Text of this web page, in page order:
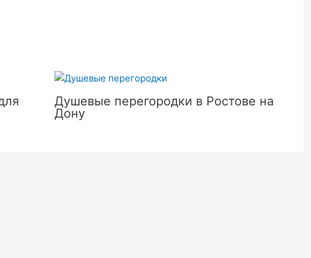
Душевые перегородки в Ростове на
Дону